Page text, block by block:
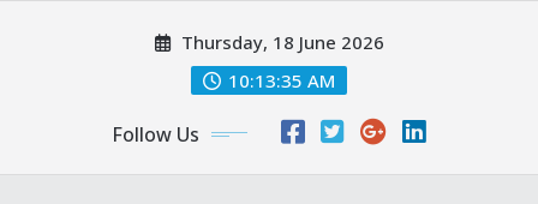
Thursday, 18 June 2026
10:13:36 AM
Follow Us